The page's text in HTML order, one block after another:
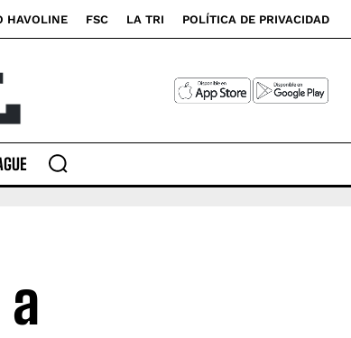
HAVOLINE FSC LA TRI POLÍTICA DE PRIVACIDAD